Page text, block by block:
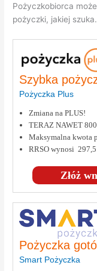
Pożyczkobiorca
pożyczki, jakiej szuka.
Szybka
Pożyczka Plus
Złóż
Zmiana na PLUS!
TERAZ NAWET
Maksymalna kwota
RRSO wynosi
Pożyczka
Smart Pożyczka